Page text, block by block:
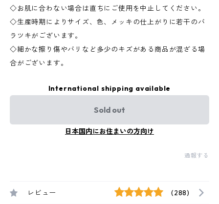
◇お肌に合わない場合は直ちにご使用を中止してください。
◇生産時期によりサイズ、色、メッキの仕上がりに若干のバ
ラツキがございます。
◇細かな擦り傷やバリなど多少のキズがある商品が混ざる場
合がございます。
International shipping available
Sold out
日本国内にお住まいの方向け
通報する
レビュー (288)